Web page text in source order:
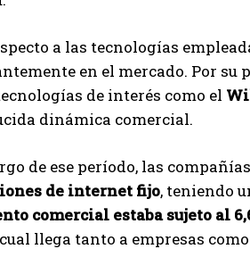
a las tecnologías
en el mercado. Por su
de interés como el
dinámica comercial.
de ese período, las
de internet fijo, teniendo
comercial estaba sujeto al
llega tanto a empresas